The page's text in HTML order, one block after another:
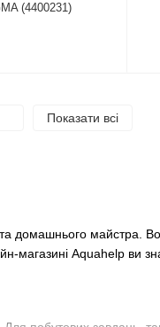
домашнього майстра.
магазині Aquahelp ви
(4400231)
Показати всі